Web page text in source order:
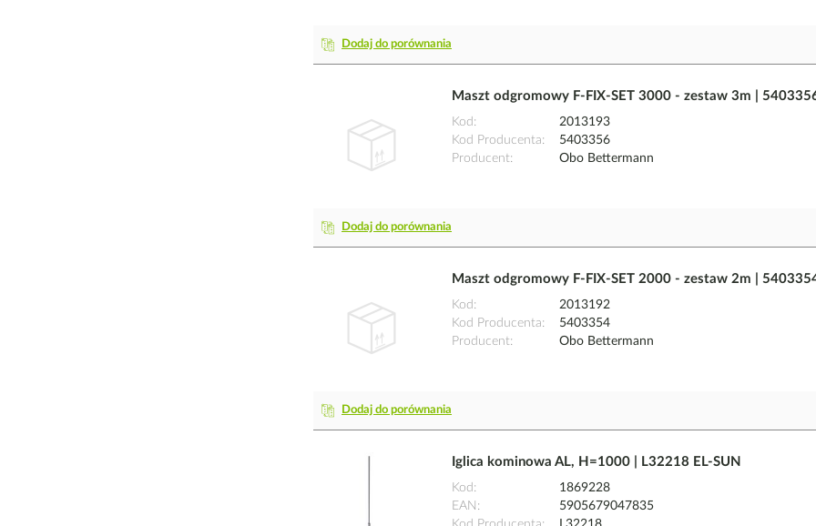
Dodaj do porównania
Maszt odgromowy F-FIX-SET 3000 - zestaw 3m |
Kod
2013193
Kod Producenta
5403356
Producent
Obo Bettermann
Dodaj do porównania
Maszt odgromowy F-FIX-SET 2000 - zestaw 2m |
Kod
2013192
Kod Producenta
5403354
Producent
Obo Bettermann
Dodaj do porównania
Iglica kominowa AL, H=1000 | L32218 EL-SUN
Kod
1869228
EAN
5905679047835